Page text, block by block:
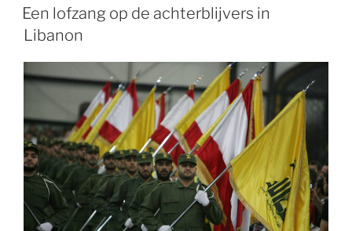
vastgoedmirakel
OP
Een lofzang op de achterblijvers in
Libanon